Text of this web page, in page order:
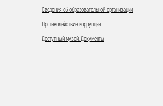
Сведения об образовательной организации
Противодействие коррупции
Доступный музей. Документы